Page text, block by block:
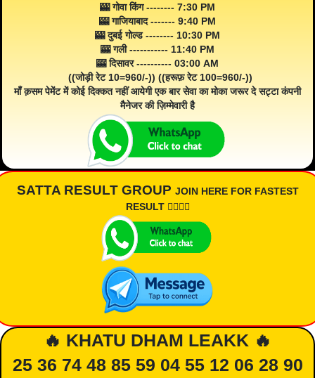
🎰 गोवा किंग -------- 7:30 PM
🎰 गाजियाबाद ------- 9:40 PM
🎰 दुबई गोल्ड -------- 10:30 PM
🎰 गली ----------- 11:40 PM
🎰 दिसावर ---------- 03:00 AM
((जोड़ी रेट 10=960/-)) ((हरूफ़ रेट 100=960/-))
माँ क़सम पेमेंट में कोई दिक्कत नहीं आयेगी एक बार सेवा का मोका जरूर दे सट्टा कंपनी
मैनेजर की ज़िम्मेवारी है
SATTA RESULT GROUP JOIN HERE FOR FASTEST
RESULT 👇🏾👇🏾
🔥 KHATU DHAM LEAKK 🔥
25 36 74 48 85 59 04 55 12 06 28 90